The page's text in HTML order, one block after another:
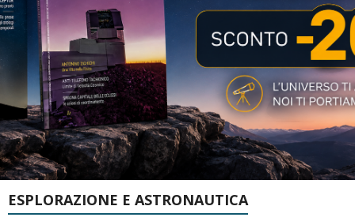
ESPLORAZIONE E ASTRONAUTICA